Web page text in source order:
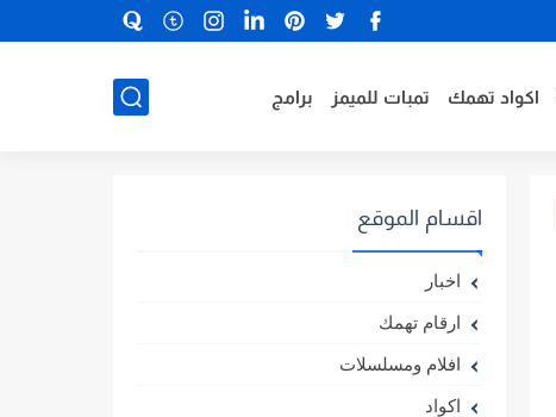
اكواد تهمك تمبات للميمز برامج
اقسام الموقع
اخبار
ارقام تهمك
افلام ومسلسلات
اكواد